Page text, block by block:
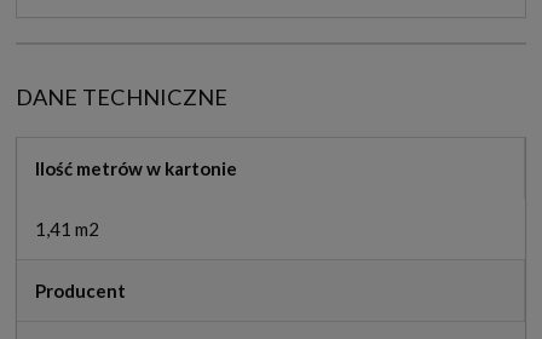
DANE TECHNICZNE
Ilość metrów w kartonie
1,41 m2
Producent